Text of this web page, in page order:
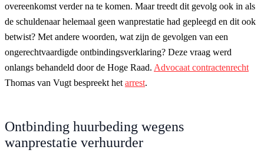
overeenkomst verder na te komen. Maar treedt dit gevolg ook in als
de schuldenaar helemaal geen wanprestatie had gepleegd en dit ook
betwist? Met andere woorden, wat zijn de gevolgen van een
ongerechtvaardigde ontbindingsverklaring? Deze vraag werd
onlangs behandeld door de Hoge Raad. Advocaat contractenrecht
Thomas van Vugt bespreekt het arrest.
Ontbinding huurbeding wegens
wanprestatie verhuurder